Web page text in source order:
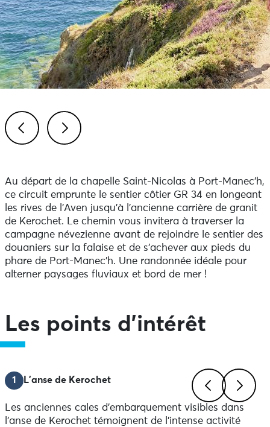
Au départ de la chapelle Saint-Nicolas à Port-Manec’h,
ce circuit emprunte le sentier côtier GR 34 en longeant
les rives de l’Aven jusqu’à l’ancienne carrière de granit
de Kerochet. Le chemin vous invitera à traverser la
campagne névezienne avant de rejoindre le sentier des
douaniers sur la falaise et de s’achever aux pieds du
phare de Port-Manec’h. Une randonnée idéale pour
alterner paysages fluviaux et bord de mer !
Les points d'intérêt
PreviousNext
1 L'anse de Kerochet
Les anciennes cales d’embarquement visibles dans
l’anse de Kerochet témoignent de l’intense activité